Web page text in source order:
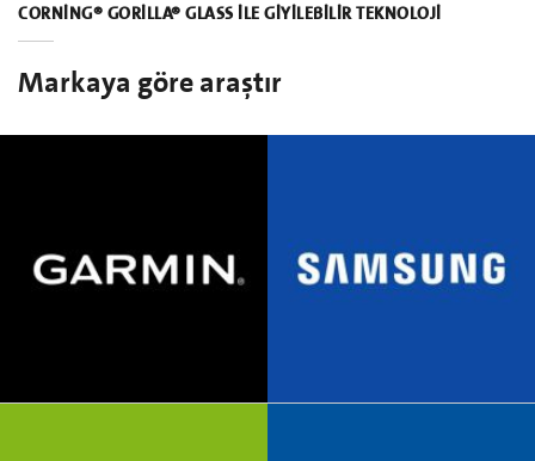
CORNING® GORILLA® GLASS ILE GIYILEBILIR TEKNOLOJI
Markaya göre araştır